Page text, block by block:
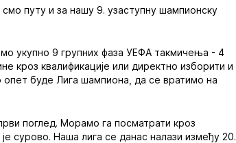
путу и за нашу 9. узаступну шампионску
укупно 9 групних фаза УЕФА такмичења - 4
кроз квалификације или директно изборити и
буде Лига шампиона, да се вратимо на
поглед. Морамо га посматрати кроз
сурово. Наша лига се данас налази између 20.